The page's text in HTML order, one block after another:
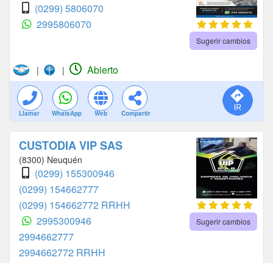
(0299) 5806070
2995806070
Sugerir cambios
| | Abierto
Llamar WhatsApp Web Compartir
CUSTODIA VIP SAS
(8300) Neuquén
(0299) 155300946
(0299) 154662777
(0299) 154662772 RRHH
2995300946
2994662777
2994662772 RRHH
Sugerir cambios